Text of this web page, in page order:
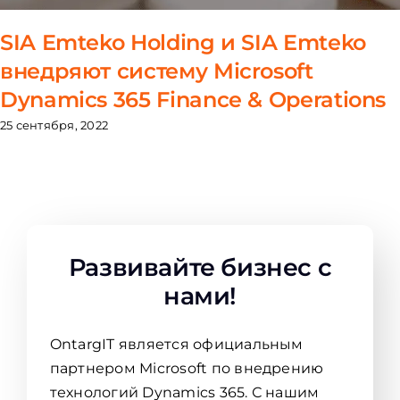
SIA Emteko Holding и SIA Emteko
внедряют систему Microsoft
Dynamics 365 Finance & Operations
25 сентября, 2022
Развивайте бизнес с
нами!
OntargIT является официальным
партнером Microsoft по внедрению
технологий Dynamics 365. С нашим